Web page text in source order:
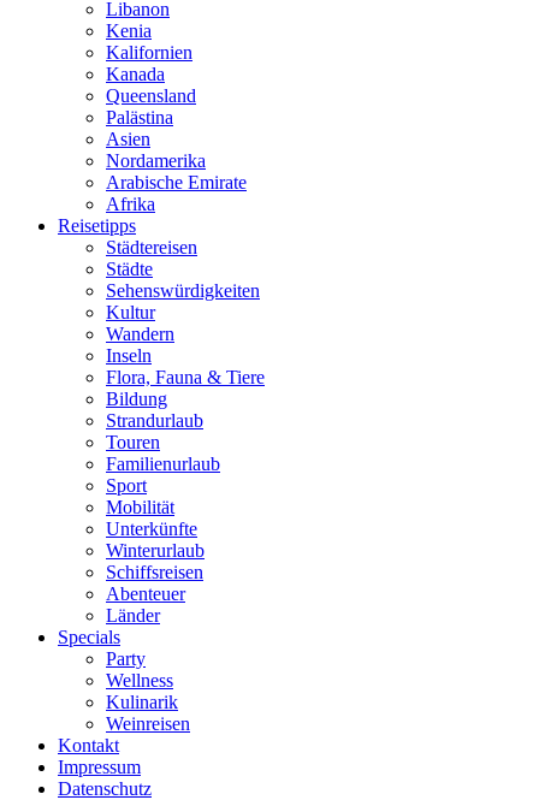
Libanon
Kenia
Kalifornien
Kanada
Queensland
Palästina
Asien
Nordamerika
Arabische Emirate
Afrika
Reisetipps
Städtereisen
Städte
Sehenswürdigkeiten
Kultur
Wandern
Inseln
Flora, Fauna & Tiere
Bildung
Strandurlaub
Touren
Familienurlaub
Sport
Mobilität
Unterkünfte
Winterurlaub
Schiffsreisen
Abenteuer
Länder
Specials
Party
Wellness
Kulinarik
Weinreisen
Kontakt
Impressum
Datenschutz